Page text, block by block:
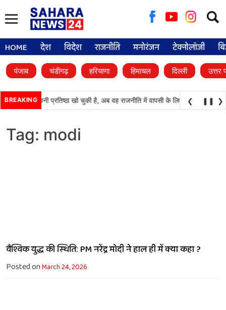
for:
HOME देश विदेश राजनीति मनोरंजन टेक्नोलॉजी
पंजाब चंडीगढ़ हरियाणा हिमाचल दिल्ली उत्तर
BREAKING
(अकाली दल) अपनी प्रतिष्ठा खो चुकी है, अब वह राजनीति में वापसी के लिए भाजपा से
❮ ❚❚ ❯
Tag: modi
वैश्विक युद्ध की स्थिति: PM नरेंद्र मोदी ने हाल ही में क्या कहा ?
Posted onMarch 24, 2026